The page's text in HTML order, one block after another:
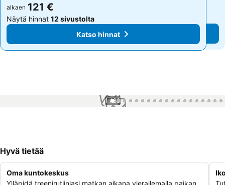
alkaen 121 €
Näytä hinnat 12 sivustolta
Katso hinnat
alkaen 121 €
Näytä hinnat 12 sivustolta
Katso hinnat
1 / 83
Hyvä tietää
Oma kuntokeskus
Ylläpidä treenirutiiniasi matkan aikana vierailemalla paikan